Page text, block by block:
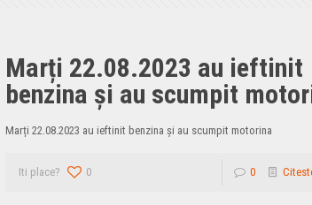
Marți 22.08.2023 au ieftinit
benzina și au scumpit
Marți 22.08.2023 au ieftinit benzina și au scumpit motorina
Iti place? 0 0